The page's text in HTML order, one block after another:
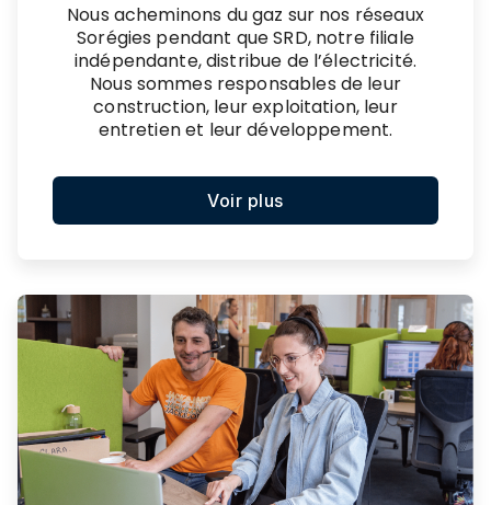
Nous acheminons du gaz sur nos réseaux
Sorégies pendant que SRD, notre filiale
indépendante, distribue de l’électricité.
Nous sommes responsables de leur
construction, leur exploitation, leur
entretien et leur développement.
Voir plus